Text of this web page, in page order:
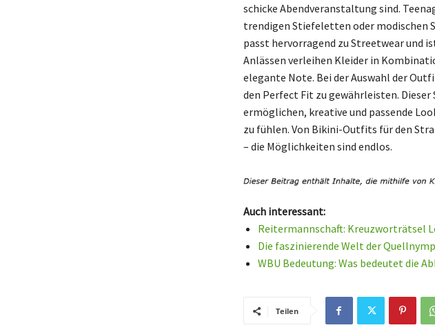
schicke Abendveranstaltung sind.
trendigen Stiefeletten oder modischen
passt hervorragend zu Streetwear und
Anlässen verleihen Kleider in
elegante Note. Bei der Auswahl der
den Perfect Fit zu gewährleisten.
ermöglichen, kreative und passende
zu fühlen. Von Bikini-Outfits für den
– die Möglichkeiten sind endlos.
Auch interessant:
Reitermannschaft: Kreuzworträtsel
Die faszinierende Welt der
WBU Bedeutung: Was bedeutet die
Teilen